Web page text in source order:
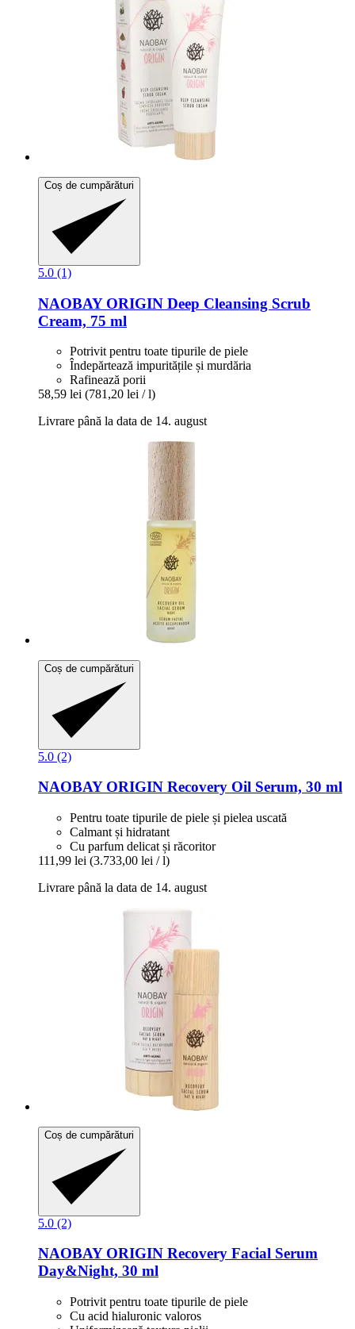
Coș de cumpărături
5.0 (1)
NAOBAYORIGIN Deep Cleansing Scrub
Cream, 75 ml
Potrivit pentru toate tipurile de piele
Îndepărtează impuritățile și murdăria
Rafinează porii
58,59 lei (781,20 lei / l)
Livrare până la data de 14. august
Coș de cumpărături
5.0 (2)
NAOBAYORIGIN Recovery Oil Serum, 30 ml
Pentru toate tipurile de piele și pielea uscată
Calmant și hidratant
Cu parfum delicat și răcoritor
111,99 lei (3.733,00 lei / l)
Livrare până la data de 14. august
Coș de cumpărături
5.0 (2)
NAOBAYORIGIN Recovery Facial Serum
Day&Night, 30 ml
Potrivit pentru toate tipurile de piele
Cu acid hialuronic valoros